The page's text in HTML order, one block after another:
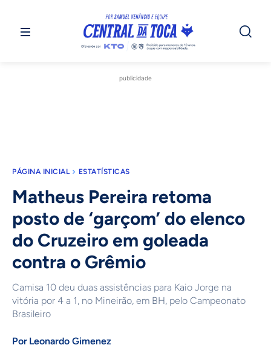
publicidade
PÁGINA INICIAL ESTATÍSTICAS
Matheus Pereira retoma
posto de ‘garçom’ do elenco
do Cruzeiro em goleada
contra o Grêmio
Camisa 10 deu duas assistências para Kaio Jorge na
vitória por 4 a 1, no Mineirão, em BH, pelo Campeonato
Brasileiro
Por Leonardo Gimenez